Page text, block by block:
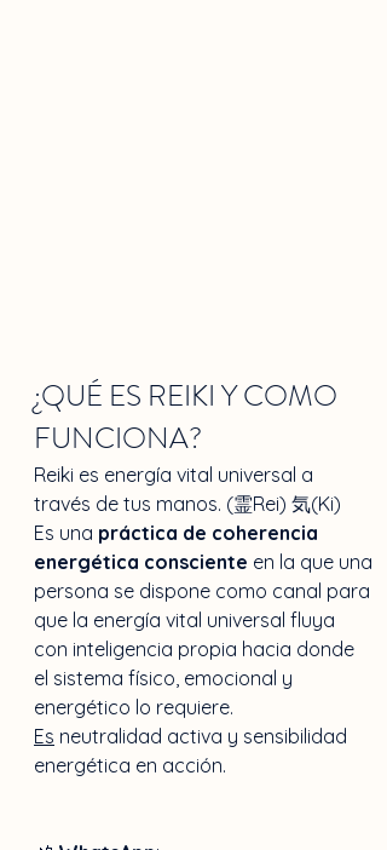
¿QUÉ ES REIKI Y COMO
FUNCIONA?
Reiki es energía vital universal a
través de tus manos. (霊Rei) 気(Ki)
Es una práctica de coherencia
energética consciente en la que una
persona se dispone como canal para
que la energía vital universal fluya
con inteligencia propia hacia donde
el sistema físico, emocional y
energético lo requiere.
Es neutralidad activa y sensibilidad
energética en acción.